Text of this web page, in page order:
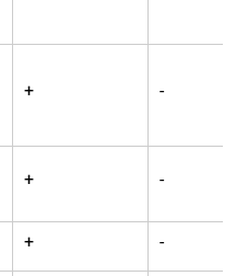
+ -
+ -
+ -